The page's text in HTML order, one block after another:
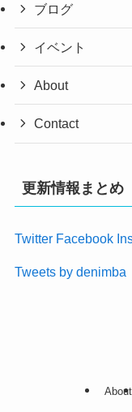
ブログ
イベント
About
Contact
更新情報まとめ
Twitter Facebook
Tweets by denimba
About